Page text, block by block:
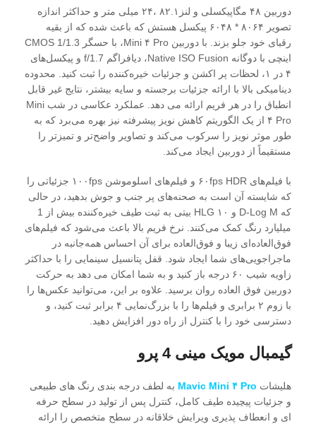
دوربین ۴۸ مگاپیکسلی و لنز۸۲.۱ ،۲۴ میلی متر و حداکثر اندازه
تصویر ۸۰۶۴ * ۶۰۴۸ پیکسل هستش که باعث شده که از بقیه
رقبای خود جلو بزند. با دوربین Mini ۴ Pro، با حسگر CMOS 1/1.3
اینچی با دوگانه Native ISO Fusion، دیافراگم f/1.7 و پیکسل‌های
۴ در ۱، لحظات پر اکشن و جزئیات خیره‌کننده را ثبت کنید. محدوده
دینامیکی بالا با ارائه جزئیات برجسته و سایه بیشتر، نتایج غیر قابل
انطباق را در هر فریم ارائه می دهد. عملکرد عکاسی در شب Mini
۴ Pro از یک الگوریتم کاهش نویز پیشرفته نیز بهره می‌برد که به
طور موثر نویز را سرکوب می‌کند و تصاویر واضح‌تر و تمیزتر را
مستقیماً از دوربین ایجاد می‌کند.
با فیلم‌های ۶۰fps HDR و فیلم‌های اسلوموشن ۱۰۰fps جزئیاتی را
که شایسته آن است به صحنه‌های پر جنب و جوش بدهید، در حالی
که D-Log M و HLG ۱۰ بیتی به ثبت طیف خیره‌کننده بیش از 1
میلیارد رنگ کمک می‌کنند. نرخ فریم بالا باعث می‌شود که فیلم‌های
فوق‌العاده‌ای زیبا و فوق‌العاده برای آن احساس همه‌جانبه در
ماجراجویی‌های شما ایجاد شود. قفل پتانسیل سینمایی را با حداکثر
زاویه شیب ۶۰ درجه باز کنید و به شما امکان می دهد به حرکت
دوربین فوق العاده روان برسید. علاوه بر این، می‌توانید عکس‌ها را
با زوم ۲ برابری و فیلم‌ها را با بزرگ‌نمایی ۴ برابر ثبت کنید، و
دسترسی خود را با کنترل از راه دور افزایش دهید.
گیمبال مویک مینی 4 پرو
هلیشات Mavic Mini ۴ Pro به لطف درجه بندی رنگ های طبیعی
و جزئیات پیچیده طیف کامل، کنترل پس از تولید در سطح حرفه
ای و انعطاف پذیری ویرایش خلاقانه در سطح متخصص را ارائه